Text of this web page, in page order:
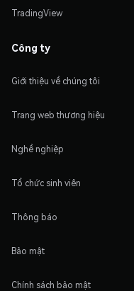
TradingView
Công ty
Giới thiệu về chúng tôi
Trang web thương hiệu
Nghề nghiệp
Tổ chức sinh viên
Thông báo
Bảo mật
Chính sách bảo mật